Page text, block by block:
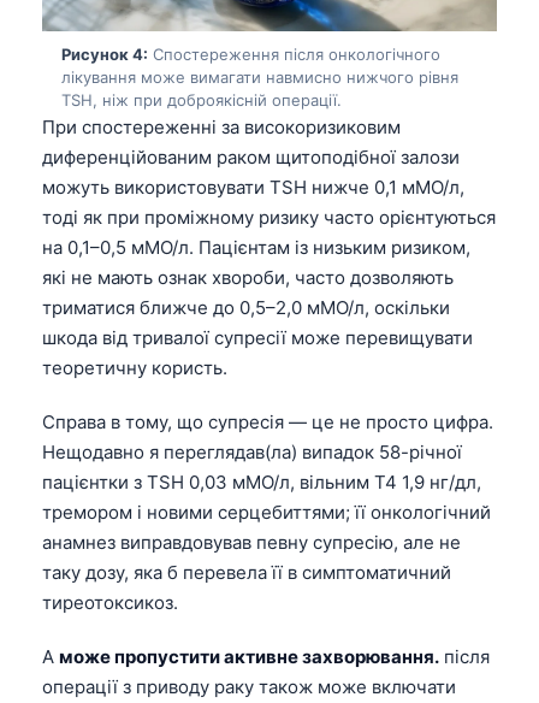
Рисунок 4: Спостереження після онкологічного
лікування може вимагати навмисно нижчого рівня
TSH, ніж при доброякісній операції.
При спостереженні за високоризиковим
диференційованим раком щитоподібної залози
можуть використовувати TSH нижче 0,1 мМО/л,
тоді як при проміжному ризику часто орієнтуються
на 0,1–0,5 мМО/л. Пацієнтам із низьким ризиком,
які не мають ознак хвороби, часто дозволяють
триматися ближче до 0,5–2,0 мМО/л, оскільки
шкода від тривалої супресії може перевищувати
теоретичну користь.
Справа в тому, що супресія — це не просто цифра.
Нещодавно я переглядав(ла) випадок 58-річної
пацієнтки з TSH 0,03 мМО/л, вільним T4 1,9 нг/дл,
тремором і новими серцебиттями; її онкологічний
анамнез виправдовував певну супресію, але не
таку дозу, яка б перевела її в симптоматичний
тиреотоксикоз.
A може пропустити активне захворювання. після
операції з приводу раку також може включати